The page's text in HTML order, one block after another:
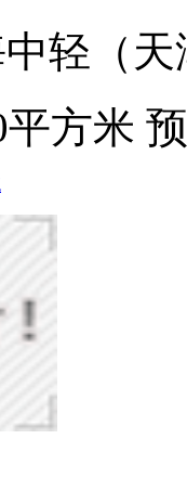
中轻（
平方米